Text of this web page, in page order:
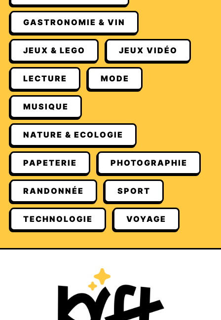
GASTRONOMIE & VIN
JEUX & LEGO JEUX VIDÉO
LECTURE MODE
MUSIQUE
NATURE & ECOLOGIE
PAPETERIE PHOTOGRAPHIE
RANDONNÉE SPORT
TECHNOLOGIE VOYAGE